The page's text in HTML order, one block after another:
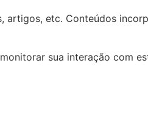
etc. Conteúdos
sua interação com